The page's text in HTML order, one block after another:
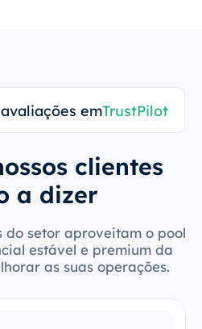
emTrustPilot
clientes
a dizer
do setor aproveitam o pool
estável e premium da
as suas operações.